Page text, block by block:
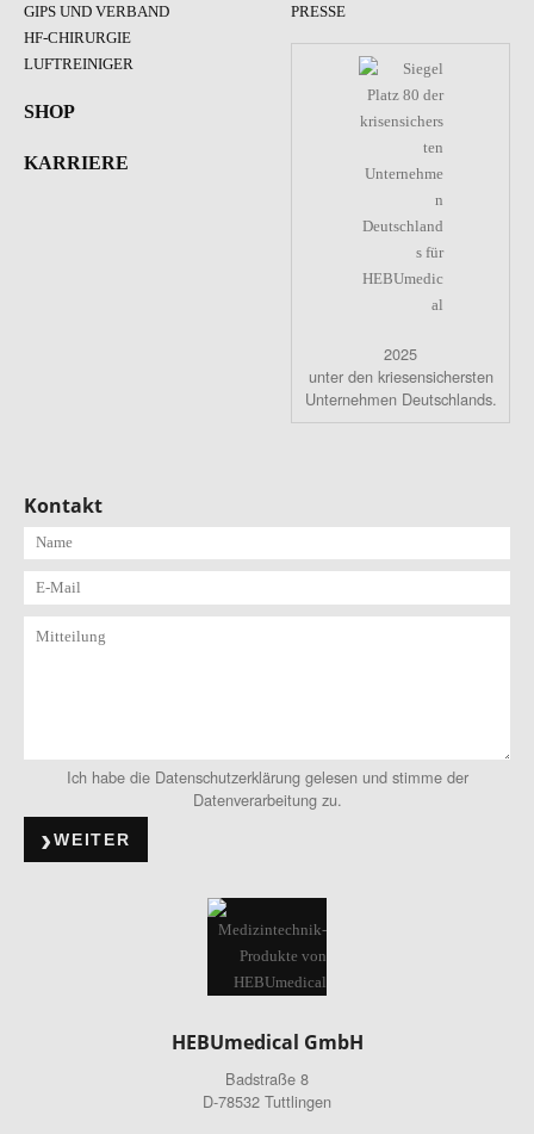
GIPS UND VERBAND
HF-CHIRURGIE
LUFTREINIGER
SHOP
KARRIERE
PRESSE
2025
unter den kriesensichersten
Unternehmen Deutschlands.
Kontakt
Ich habe die Datenschutzerklärung gelesen und stimme der
Datenverarbeitung zu.
WEITER
HEBUmedical GmbH
Badstraße 8
D-78532 Tuttlingen